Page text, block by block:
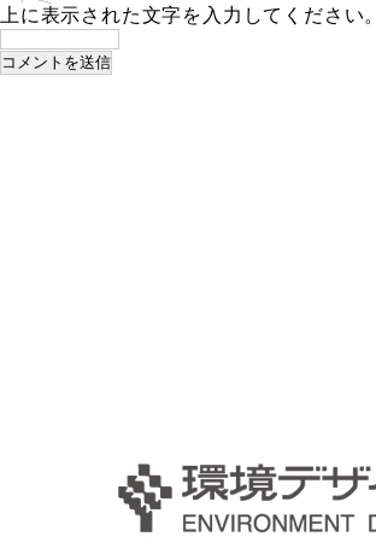
上に表示された文字を入力してください。